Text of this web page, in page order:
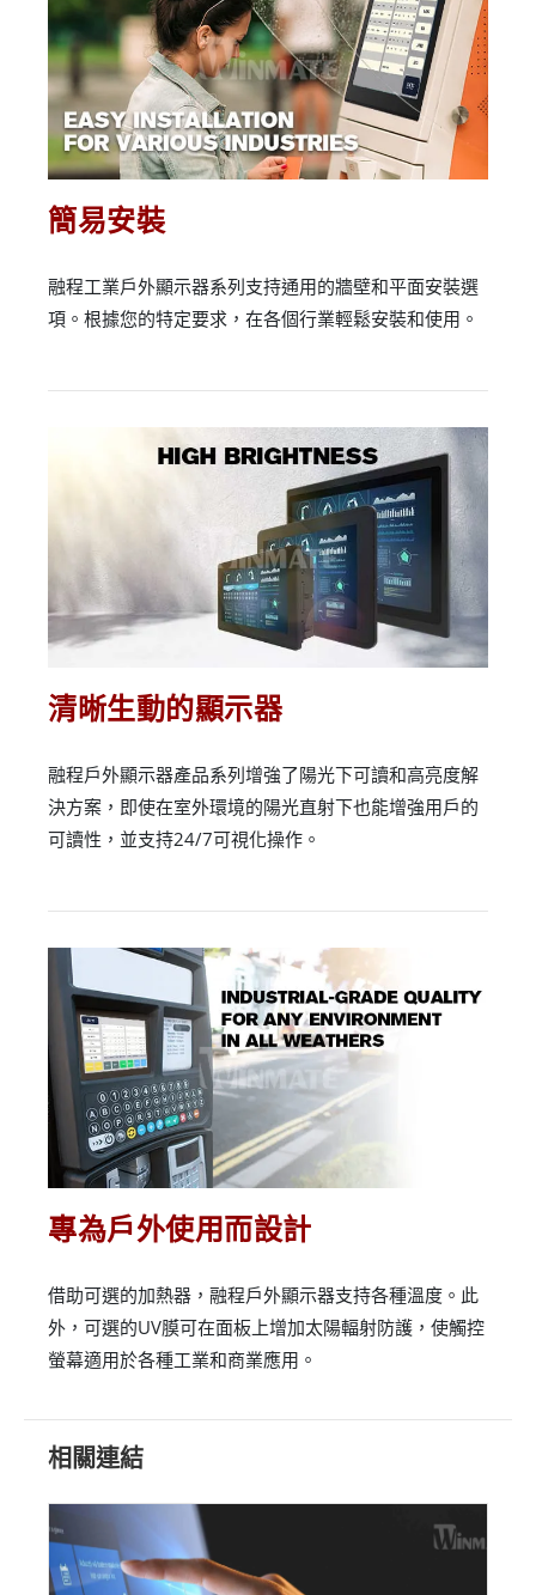
簡易安裝
融程工業戶外顯示器系列支持通用的牆壁和平面安裝選
項。根據您的特定要求，在各個行業輕鬆安裝和使用。
清晰生動的顯示器
融程戶外顯示器產品系列增強了陽光下可讀和高亮度解
決方案，即使在室外環境的陽光直射下也能增強用戶的
可讀性，並支持24/7可視化操作。
專為戶外使用而設計
借助可選的加熱器，融程戶外顯示器支持各種溫度。此
外，可選的UV膜可在面板上增加太陽輻射防護，使觸控
螢幕適用於各種工業和商業應用。
相關連結